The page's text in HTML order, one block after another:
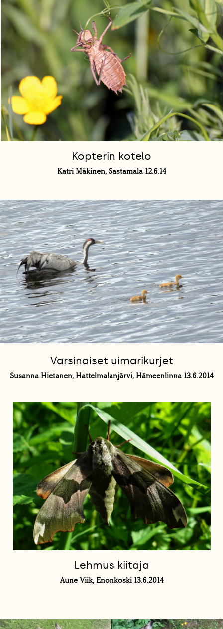
Kopterin kotelo
Katri Mäkinen, Sastamala 12.6.14
Varsinaiset uimarikurjet
Susanna Hietanen, Hattelmalanjärvi, Hämeenlinna 13.6.2014
Lehmus kiitaja
Aune Viik, Enonkoski 13.6.2014